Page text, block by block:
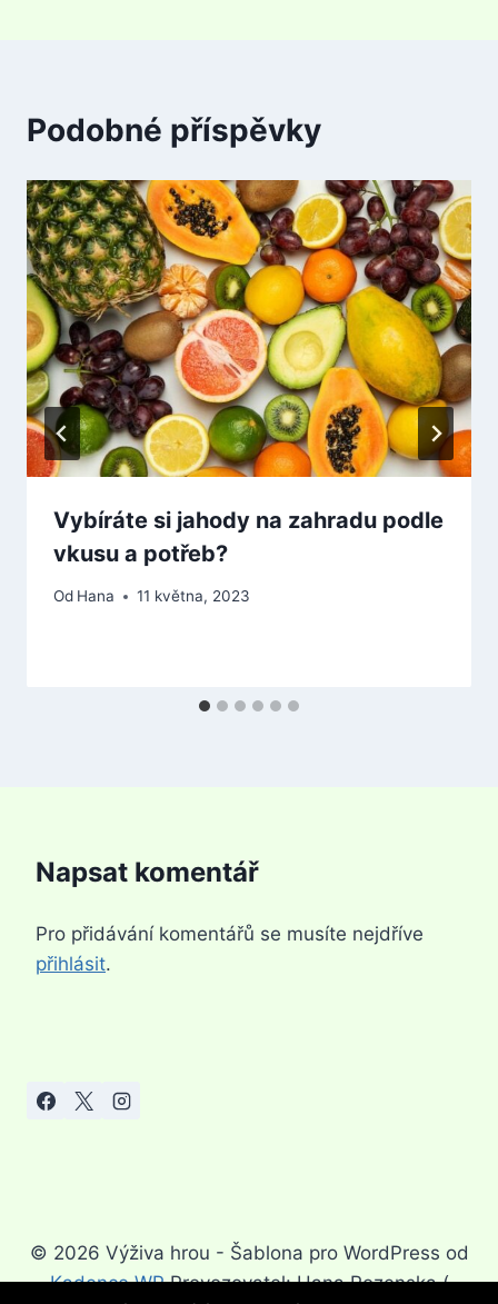
Podobné příspěvky
Vybíráte si jahody na zahradu podle
vkusu a potřeb?
Od Hana 11 května, 2023
Napsat komentář
Pro přidávání komentářů se musíte nejdříve
přihlásit.
© 2026 Výživa hrou - Šablona pro WordPress od
Kadence WPProvozovatel: Hana Rozenska (